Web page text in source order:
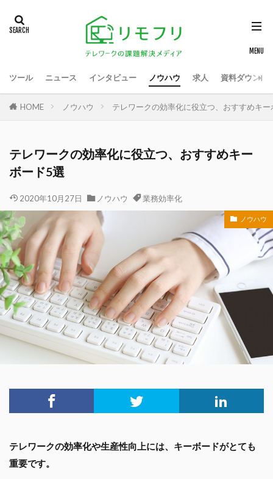
ツール ニュース インタビュー ノウハウ 求人 資料ダウンロ
HOME ノウハウ テレワークの効率化に役立つ、おすすめキ
テレワークの効率化に役立つ、おすすめキー
ボード5選
2020年10月27日 ノウハウ 業務効率化
ノウハウ
テレワークの効率化や生産性向上には、キーボードがとても
重要です。